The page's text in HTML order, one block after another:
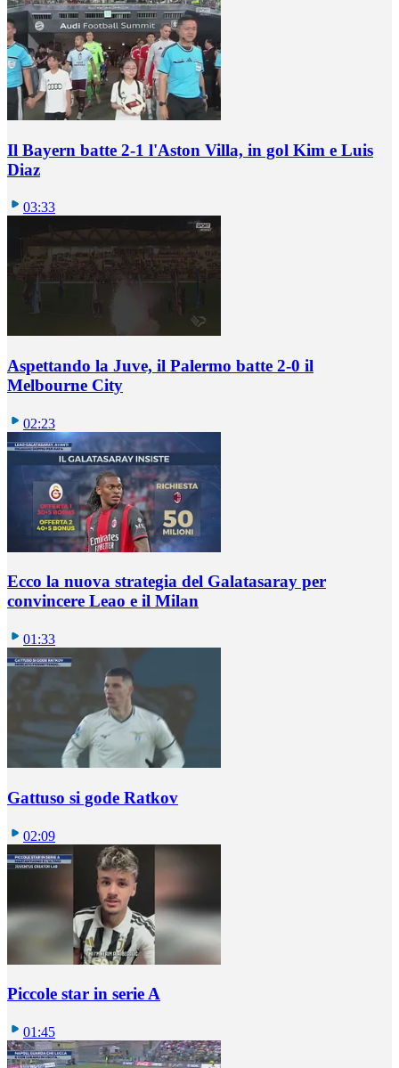
Il Bayern batte 2-1 l'Aston Villa, in gol Kim e Luis
Diaz
03:33
Aspettando la Juve, il Palermo batte 2-0 il
Melbourne City
02:23
Ecco la nuova strategia del Galatasaray per
convincere Leao e il Milan
01:33
Gattuso si gode Ratkov
02:09
Piccole star in serie A
01:45